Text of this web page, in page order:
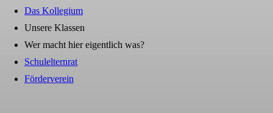
Das Kollegium
Unsere Klassen
Wer macht hier eigentlich was?
Schulelternrat
Förderverein